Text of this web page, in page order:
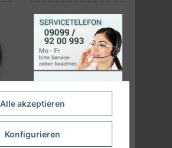
Alle akzeptieren
Konfigurieren